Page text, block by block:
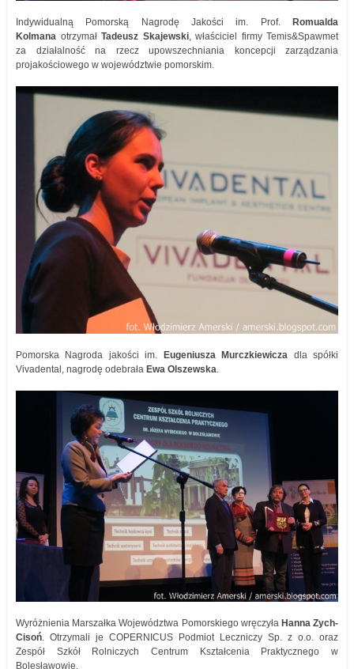
Indywidualną Pomorską Nagrodę Jakości im. Prof.
Romualda
Kolmana otrzymał Tadeusz Skajewski, właściciel firmy Temis&Spawmet
za działalność na rzecz upowszechniania koncepcji zarządzania
projakościowego w województwie pomorskim.
Pomorska Nagroda jakości im. Eugeniusza Murczkiewicza dla spółki
Vivadental, nagrodę odebrała Ewa Olszewska
Wyróżnienia Marszałka Województwa Pomorskiego wręczyła Hanna Zych-
Cisoń . Otrzymali je COPERNICUS Podmiot Leczniczy Sp. z o.o. oraz
Zespół Szkół Rolniczych Centrum Kształcenia Praktycznego w
Bolesławowie.